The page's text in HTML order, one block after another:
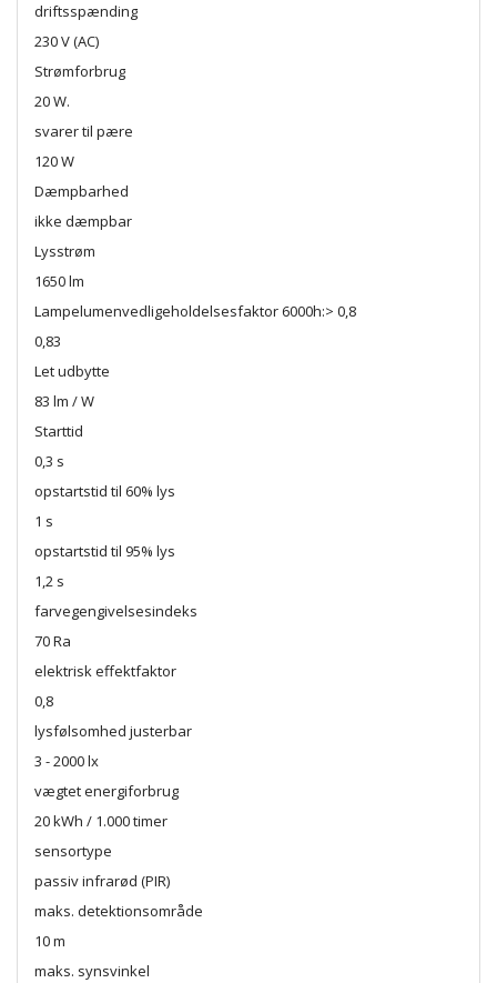
driftsspænding
230 V (AC)
Strømforbrug
20 W.
svarer til pære
120 W
Dæmpbarhed
ikke dæmpbar
Lysstrøm
1650 lm
Lampelumenvedligeholdelsesfaktor 6000h:> 0,8
0,83
Let udbytte
83 lm / W
Starttid
0,3 s
opstartstid til 60% lys
1 s
opstartstid til 95% lys
1,2 s
farvegengivelsesindeks
70 Ra
elektrisk effektfaktor
0,8
lysfølsomhed justerbar
3 - 2000 lx
vægtet energiforbrug
20 kWh / 1.000 timer
sensortype
passiv infrarød (PIR)
maks. detektionsområde
10 m
maks. synsvinkel